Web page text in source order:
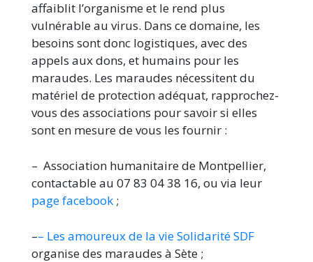
affaiblit l’organisme et le rend plus
vulnérable au virus. Dans ce domaine, les
besoins sont donc logistiques, avec des
appels aux dons, et humains pour les
maraudes. Les maraudes nécessitent du
matériel de protection adéquat, rapprochez-
vous des associations pour savoir si elles
sont en mesure de vous les fournir :
– Association humanitaire de Montpellier,
contactable au 07 83 04 38 16, ou via leur
page facebook ;
–– Les amoureux de la vie Solidarité SDF
organise des maraudes à Sète ;